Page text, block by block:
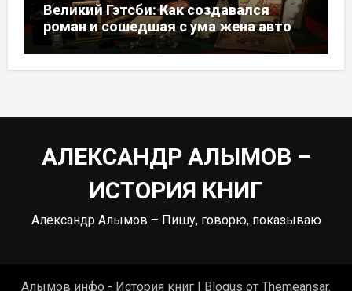
Великий Гэтсби: Как создавался
роман и сошедшая с ума жена автора
[ВИДЕО]
АЛЕКСАНДР АЛЫМОВ –
ИСТОРИЯ КНИГ
Александр Алымов – Пишу, говорю, показываю
Алымов инфо - История книг Blogus от Themeansar.